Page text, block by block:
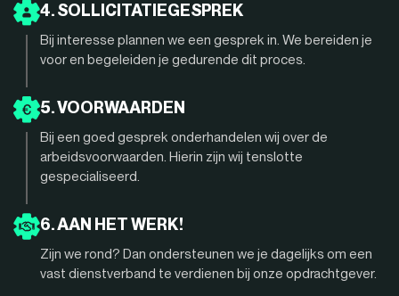
4. SOLLICITATIEGESPREK
Bij interesse plannen we een gesprek in. We bereiden je
voor en begeleiden je gedurende dit proces.
5. VOORWAARDEN
Bij een goed gesprek onderhandelen wij over de
arbeidsvoorwaarden. Hierin zijn wij tenslotte
gespecialiseerd.
6. AAN HET WERK!
Zijn we rond? Dan ondersteunen we je dagelijks om een
vast dienstverband te verdienen bij onze opdrachtgever.